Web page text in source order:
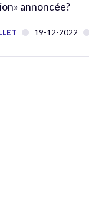
annoncée?
19-12-2022